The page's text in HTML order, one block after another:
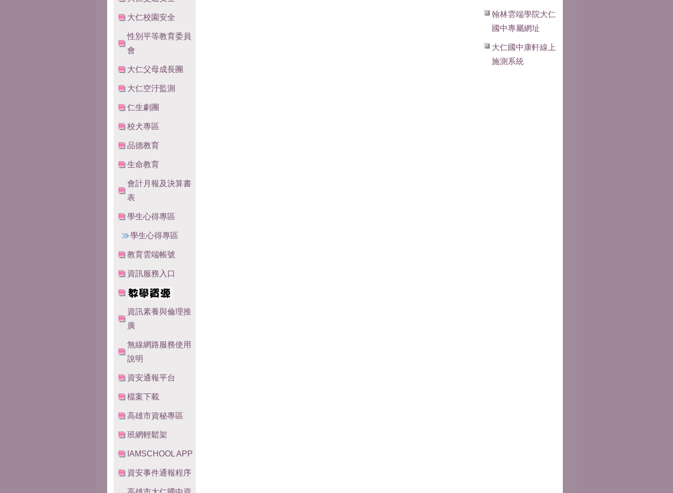
大仁校園安全
性別平等教育委員
會
大仁父母成長團
大仁空汙監測
仁生劇團
校犬專區
品德教育
生命教育
會計月報及決算書
表
學生心得專區
學生心得專區
教育雲端帳號
資訊服務入口
資訊素養與倫理推
廣
無線網路服務使用
說明
資安通報平台
檔案下載
高雄市資秘專區
班網輕鬆架
IAMSCHOOL APP
資安事件通報程序
翰林雲端學院大仁
國中專屬網址
大仁國中康軒線上
施測系統